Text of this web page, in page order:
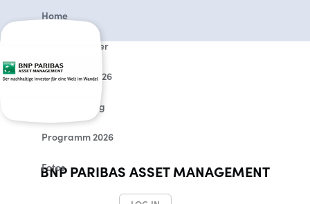
Home
Für Teilnehmer
Sponsoren 2026
Veranstaltung
Programm 2026
Fotos
BNP PARIBAS ASSET MANAGEMENT